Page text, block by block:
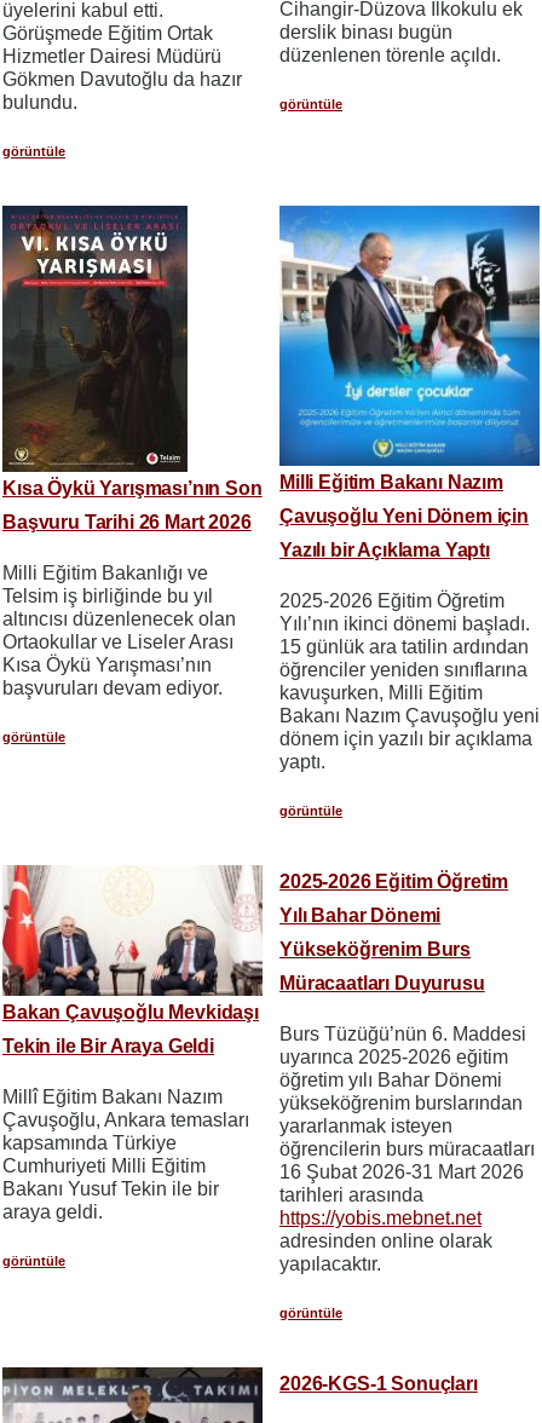
üyelerini kabul etti.
Görüşmede Eğitim Ortak
Hizmetler Dairesi Müdürü
Gökmen Davutoğlu da hazır
bulundu.
görüntüle
Cihangir-Düzova İlkokulu ek
derslik binası bugün
düzenlenen törenle açıldı.
görüntüle
Kısa Öykü Yarışması’nın Son
Başvuru Tarihi 26 Mart 2026
Milli Eğitim Bakanlığı ve
Telsim iş birliğinde bu yıl
altıncısı düzenlenecek olan
Ortaokullar ve Liseler Arası
Kısa Öykü Yarışması’nın
başvuruları devam ediyor.
görüntüle
Milli Eğitim Bakanı Nazım
Çavuşoğlu Yeni Dönem için
Yazılı bir Açıklama Yaptı
2025-2026 Eğitim Öğretim
Yılı’nın ikinci dönemi başladı.
15 günlük ara tatilin ardından
öğrenciler yeniden sınıflarına
kavuşurken, Milli Eğitim
Bakanı Nazım Çavuşoğlu yeni
dönem için yazılı bir açıklama
yaptı.
görüntüle
Bakan Çavuşoğlu Mevkidaşı
Tekin ile Bir Araya Geldi
Millî Eğitim Bakanı Nazım
Çavuşoğlu, Ankara temasları
kapsamında Türkiye
Cumhuriyeti Milli Eğitim
Bakanı Yusuf Tekin ile bir
araya geldi.
görüntüle
2025-2026 Eğitim Öğretim
Yılı Bahar Dönemi
Yükseköğrenim Burs
Müracaatları Duyurusu
Burs Tüzüğü’nün 6. Maddesi
uyarınca 2025-2026 eğitim
öğretim yılı Bahar Dönemi
yükseköğrenim burslarından
yararlanmak isteyen
öğrencilerin burs müracaatları
16 Şubat 2026-31 Mart 2026
tarihleri arasında
https://yobis.mebnet.net
adresinden online olarak
yapılacaktır.
görüntüle
2026-KGS-1 Sonuçları